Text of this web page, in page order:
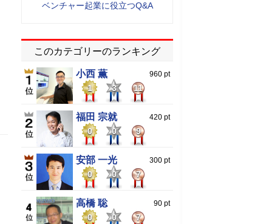
ベンチャー起業に役立つQ&A
このカテゴリーのランキング
小西 薫 960 pt
1 3 11
福田 宗就 420 pt
0 0 9
安部 一光 300 pt
0 0 7
高橋 聡 90 pt
0 0 7